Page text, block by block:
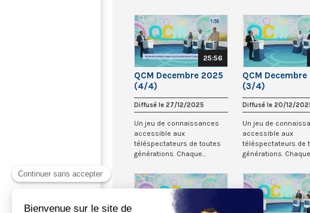
s’...
s’...
25:56
QCM Decembre 2025
(4/4)
Diffusé le 27/12/2025
Un jeu de connaissances
accessible aux
téléspectateurs de toutes
générations. Chaque
s’...
QCM
(3/4)
Diffusé le 20/12/
Un jeu de
accessible aux
téléspectateurs de
générations.
s’...